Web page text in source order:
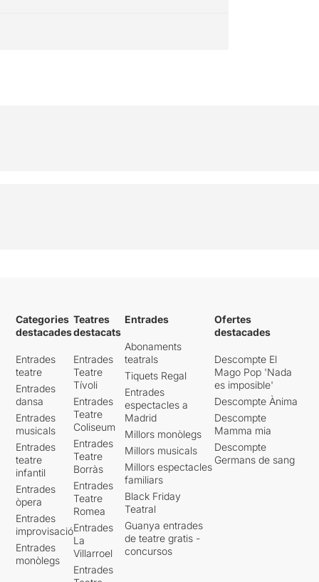
Categories
destacades
Entrades
teatre
Entrades
dansa
Entrades
musicals
Entrades
teatre
infantil
Entrades
òpera
Entrades
improvisació
Entrades
monòlegs
Teatres
destacats
Entrades
Teatre
Tívoli
Entrades
Teatre
Coliseum
Entrades
Teatre
Borràs
Entrades
Teatre
Romea
Entrades
La
Villarroel
Entrades
Entrades
Abonaments
teatrals
Tiquets Regal
Entrades
espectacles a
Madrid
Millors monòlegs
Millors musicals
Millors espectacles
familiars
Black Friday
Teatral
Guanya entrades
de teatre gratis -
concursos
Ofertes
destacades
Descompte El
Mago Pop 'Nada
es imposible'
Descompte Ànima
Descompte
Mamma mia
Descompte
Germans de sang